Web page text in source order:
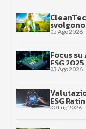
svolgono
05 Ago 2026
Focus
ESG
03 Ago 2026
ESG
30 Lug 2026